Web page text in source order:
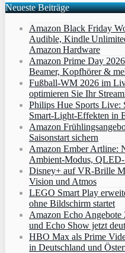
Neueste Beiträge
Amazon Black Friday
Audible, Kindle
Amazon Hardware
Amazon Prime Day
Beamer, Kopfhörer &
Fußball-WM 2026 im
optimieren Sie Ihr
Philips Hue Sports Live:
Smart‑Light‑Effekten in
Amazon
Saisonstart sichern
Amazon Ember Artline:
Ambient‑Modus,
Disney+ auf VR-Brille
Vision und Atmos
LEGO Smart Play
ohne Bildschirm startet
Amazon Echo
und Echo Show jetzt
HBO Max als Prime
in Deutschland und